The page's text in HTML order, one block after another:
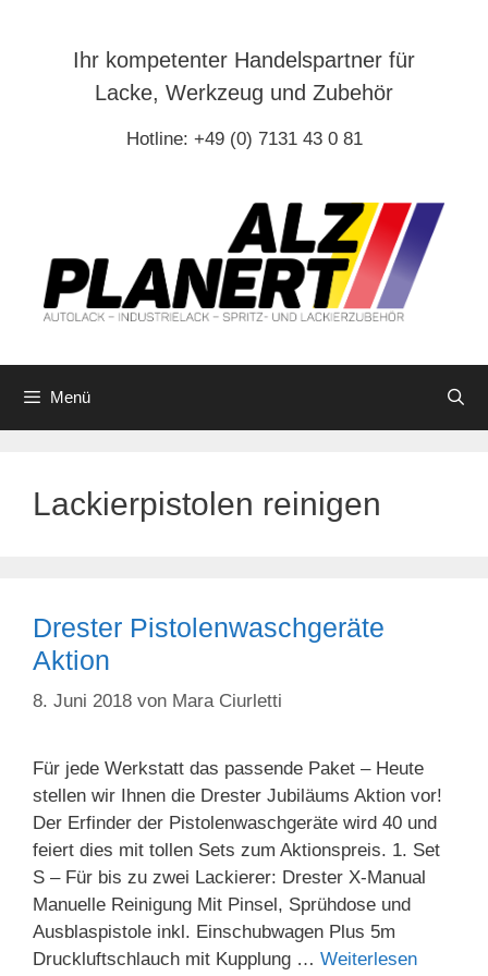
Ihr kompetenter Handelspartner für
Lacke, Werkzeug und Zubehör
Hotline: +49 (0) 7131 43 0 81
Menü
Lackierpistolen reinigen
Drester Pistolenwaschgeräte
Aktion
8. Juni 2018 von Mara Ciurletti
Für jede Werkstatt das passende Paket – Heute
stellen wir Ihnen die Drester Jubiläums Aktion vor!
Der Erfinder der Pistolenwaschgeräte wird 40 und
feiert dies mit tollen Sets zum Aktionspreis. 1. Set
S – Für bis zu zwei Lackierer: Drester X-Manual
Manuelle Reinigung Mit Pinsel, Sprühdose und
Ausblaspistole inkl. Einschubwagen Plus 5m
Druckluftschlauch mit Kupplung … Weiterlesen